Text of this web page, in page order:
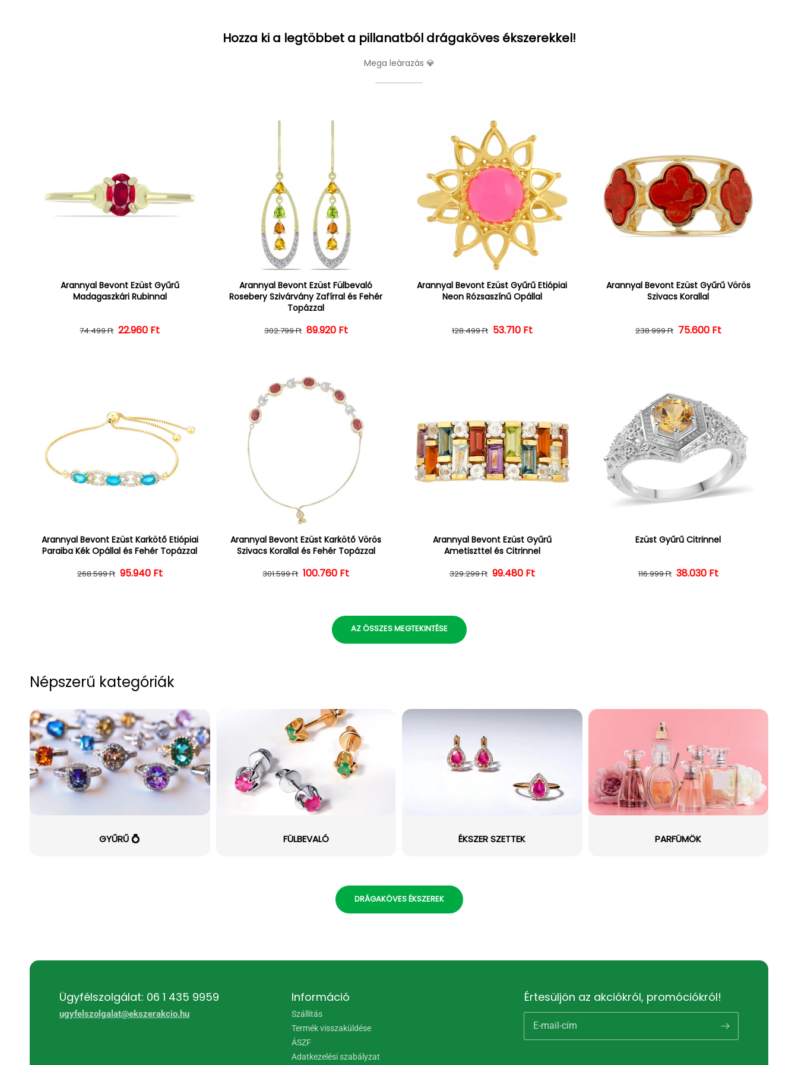
Hozza ki a legtöbbet a pillanatból drágaköves ékszerekkel!
Mega leárazás 💎
Arannyal Bevont Ezüst Gyűrű
Madagaszkári Rubinnal
Normál ár
74.499 Ft Kedvezményes ár
22.960 Ft
Arannyal Bevont Ezüst Fülbevaló
Rosebery Szivárvány Zafírral és Fehér
Topázzal
Normál ár
302.799 Ft Kedvezményes ár
89.920 Ft
Arannyal Bevont Ezüst Gyűrű Etiópiai
Neon Rózsaszínű Opállal
Normál ár
128.499 Ft Kedvezményes ár
53.710 Ft
Arannyal Bevont Ezüst Gyűrű Vörös
Szivacs Korallal
Normál ár
238.999 Ft Kedvezményes ár
75.600 Ft
Arannyal Bevont Ezüst Karkötő Etiópiai
Paraiba Kék Opállal és Fehér Topázzal
Normál ár
268.599 Ft Kedvezményes ár
95.940 Ft
Arannyal Bevont Ezüst Karkötő Vörös
Szivacs Korallal és Fehér Topázzal
Normál ár
301.599 Ft Kedvezményes ár
100.760 Ft
Arannyal Bevont Ezüst Gyűrű
Ametiszttel és Citrinnel
Normál ár
329.299 Ft Kedvezményes ár
99.480 Ft
Ezüst Gyűrű Citrinnel
Normál ár
116.999 Ft Kedvezményes ár
38.030 Ft
AZ ÖSSZES MEGTEKINTÉSE
Népszerű kategóriák
GYŰRŰ 💍 FÜLBEVALÓ ÉKSZER SZETTEK PARFÜMÖK
DRÁGAKÖVES ÉKSZEREK
Ügyfélszolgálat: 06 1 435 9959
ugyfelszolgalat@ekszerakcio.hu
Információ
Szállítás
Termék visszaküldése
ÁSZF
Adatkezelési szabályzat
Értesüljön az akciókról, promóciókról!
E-mail-cím